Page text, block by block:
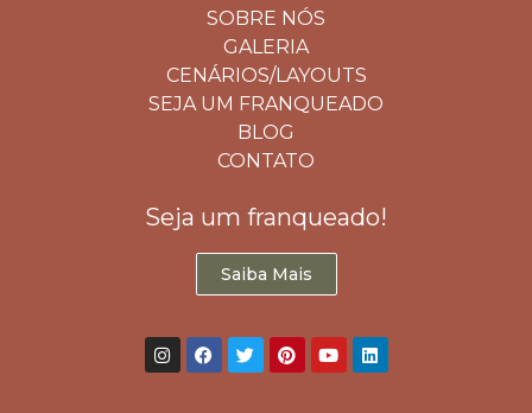
SOBRE NÓS
GALERIA
CENÁRIOS/LAYOUTS
SEJA UM FRANQUEADO
BLOG
CONTATO
Seja um franqueado!
Saiba Mais